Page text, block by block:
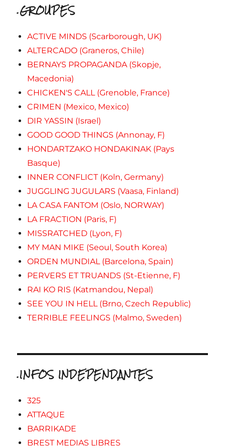
.GROUPES
ACTIVE MINDS (Scarborough, UK)
ALTERCADO (Graneros, Chile)
BERNAYS PROPAGANDA (Skopje,
Macedonia)
CHICKEN'S CALL (Grenoble, France)
CRIMEN (Mexico, Mexico)
DIR YASSIN (Israel)
GOOD GOOD THINGS (Annonay, F)
HONDARTZAKO HONDAKINAK (Pays
Basque)
INNER CONFLICT (Koln, Germany)
JUGGLING JUGULARS (Vaasa, Finland)
LA CASA FANTOM (Oslo, NORWAY)
LA FRACTION (Paris, F)
MISSRATCHED (Lyon, F)
MY MAN MIKE (Seoul, South Korea)
ORDEN MUNDIAL (Barcelona, Spain)
PERVERS ET TRUANDS (St-Etienne, F)
RAI KO RIS (Katmandou, Nepal)
SEE YOU IN HELL (Brno, Czech Republic)
TERRIBLE FEELINGS (Malmo, Sweden)
.INFOS INDEPENDANTES
325
ATTAQUE
BARRIKADE
BREST MEDIAS LIBRES